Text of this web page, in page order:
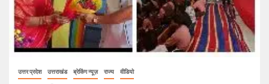
उत्तर प्रदेश उत्तराखंड ब्रेकिंग न्यूज़ राज्य वीडियो